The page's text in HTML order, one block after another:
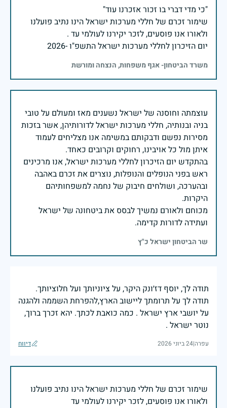
שימור זכרם של חללי מערכות ישראל הינו נתיב פועלנו
יום הזיכרון לחללי מערכות ישראל התשפ"ו -2026
משרד הביטחון- אגף משפחות, הנצחה ומורשת
עוצמתה וחוסנה של ישראל נשענים מאז ומעולם על טובי
בניה ובנותיה, חללי מערכות ישראל לדורותיהן, אשר בזכות
מסירות נפשם ודבקותם במשימה אנו מצליחים לעמוד
בהתקדש יום הזיכרון לחללי מערכות ישראל, אנו מרכינים
ראש בפני הנופלים והנופלות, נוצרים את זכרם באהבה
ובהערכה, ושולחים חיבוק של נחמה למשפחותיהם
מכוחם ולאורם נמשיך לבסס את ביטחונה של ישראל
ועתידה לדורות קדימה.
שר הביטחון ישראל כ"ץ
תודה לך, יוסף דז׳ונק היקר, על ציוניותך ועל חלוציותך.
תודה לך על תרומתך ליישוב הארץ,להפרחת השממה ולהגנה
על יושבי ארץ ישראל . כמה כואבת לכתך. יהא זכרך ברוך,
נוטר ישראל .
עפרה|24 ביוני 2026 דיווח
שימור זכרם של חללי מערכות ישראל הינו נתיב פועלנו